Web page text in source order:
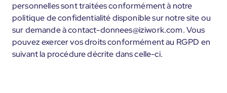
personnelles sont traitées conformément à notre
politique de confidentialité disponible sur notre site ou
sur demande à contact-donnees@iziwork.com. Vous
pouvez exercer vos droits conformément au RGPD en
suivant la procédure décrite dans celle-ci.